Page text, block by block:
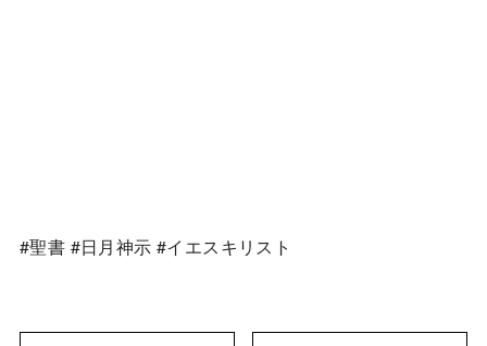
#聖書 #日月神示 #イエスキリスト